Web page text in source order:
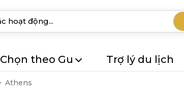
Chọn theo Gu Trợ lý du lịch
Athens